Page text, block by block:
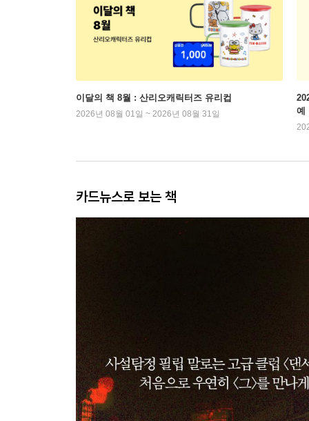
이달의 책 8월 : 산리오캐릭터즈 유리컵
2026년 08월 01일 ~ 2026년 08월 31일
예
카드뉴스로 보는 책